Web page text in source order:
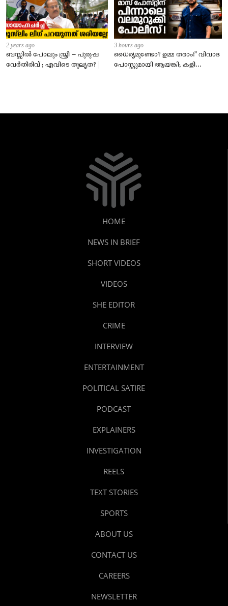
2 years ago
ബസ്സിൽ പോലും സ്ത്രീ – പുരുഷ
വേർതിരിവ് ; എവിടെ തുല്യത? |
3 hours ago
ധൈര്യമുണ്ടോ? ഉമ്മ തരാം!” വിവാദ
പോസ്റ്റുമായി ആയങ്കി; കളി
HOME
NEWS IN BRIEF
SHORT VIDEOS
VIDEOS
SHE EDITOR
CRIME
INTERVIEW
ENTERTAINMENT
POLITICAL SATIRE
PODCAST
EXPLAINERS
INVESTIGATION
REELS
TEXT STORIES
SPORTS
ABOUT US
CONTACT US
CAREERS
NEWSLETTER